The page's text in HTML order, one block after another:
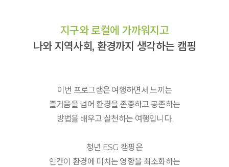
지구와 로컬에 가까워지고
나와 지역사회, 환경까지 생각하는 캠핑
이번 프로그램은 여행하면서 느끼는
즐거움을 넘어 환경을 존중하고 공존하는
방법을 배우고 실천하는 여행입니다.
청년 ESG 캠핑은
인간이 환경에 미치는 영향을 최소화하는